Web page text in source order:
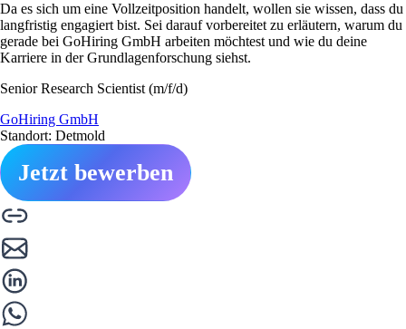
Da es sich um eine Vollzeitposition handelt, wollen sie wissen, dass du
langfristig engagiert bist. Sei darauf vorbereitet zu erläutern, warum du
gerade bei GoHiring GmbH arbeiten möchtest und wie du deine
Karriere in der Grundlagenforschung siehst.
Senior Research Scientist (m/f/d)
GoHiring GmbH
Standort: Detmold
Jetzt bewerben